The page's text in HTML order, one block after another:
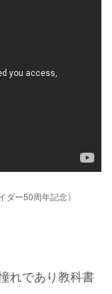
ー50周年記念）
れであり教科書